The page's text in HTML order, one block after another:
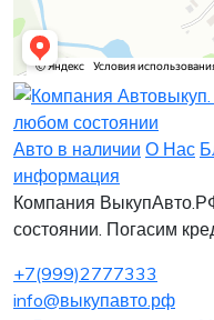
Заявка на
Заявка на
Заявка на
Заявка на выкуп
Заполните,
Хочу заказать
Заполните,
Оставить заявку
Авто в наличии О Нас
информация
Компания
состоянии. Погасим
+7(999)2777333
info@выкупавто.рф